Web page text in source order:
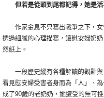
但若是從頭到尾都記得，她是活
作家金息不只寫出戰爭之下，女
透過細膩的心理描寫，讓慰安婦奶
然紙上。
一段歷史縱有各種解讀的觀點與
看見慰安婦受害者身而為「人」、
成了90歲的老奶奶，她遭受的無可